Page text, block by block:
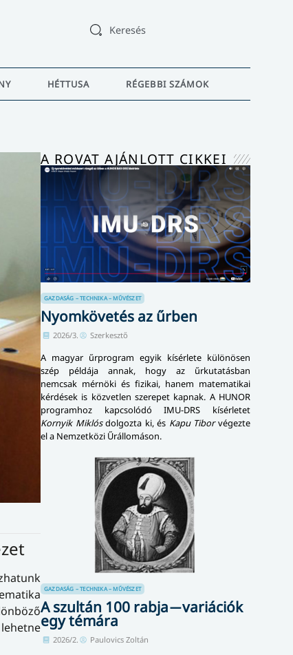
Keresés
HÉTTUSA RÉGEBBI SZÁMOK
A ROVAT AJÁNLOTT CIKKEI
GAZDASÁG – TECHNIKA – MŰVÉSZET
Nyomkövetés az űrben
2026/3. Szerkesztő
A magyar űrprogram egyik kísérlete különösen
szép példája annak, hogy az űrkutatásban
nemcsak mérnöki és fizikai, hanem matematikai
kérdések is közvetlen szerepet kapnak. A HUNOR
programhoz kapcsolódó IMU-DRS kísérletet
Kornyik Miklósdolgozta ki, és Kapu Tiborvégezte
el a Nemzetközi Űrállomáson.
GAZDASÁG – TECHNIKA – MŰVÉSZET
A szultán 100 rabja ̶ variációk
egy témára
2026/2. Paulovics Zoltán